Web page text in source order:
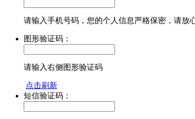
请输入手机号码，您的个人信息严格保密，请放
图形验证码：
请输入右侧图形验证码
点击刷新
短信验证码：